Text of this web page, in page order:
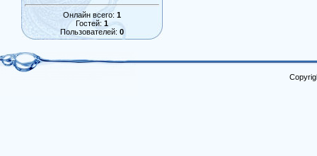
Онлайн всего: 1
Гостей: 1
Пользователей: 0